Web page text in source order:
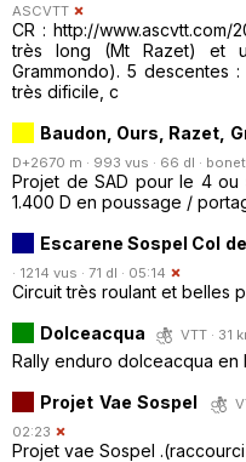
ASCVTT
CR : http://www.ascvtt.com/
très long (Mt Razet) et
Grammondo). 5 descentes
très dificile, c
Baudon, Ours, Razet,
D+2670 m · 993 vus · 66 dl ·
Projet de SAD pour le 4 ou
1.400 D en poussage /
Escarene Sospel Col
· 1214 vus · 71 dl · 05:14
Circuit très roulant et belles
Dolceacqua
VTT · 31
Rally enduro dolceacqua en
Projet Vae Sospel
02:23
Projet vae Sospel